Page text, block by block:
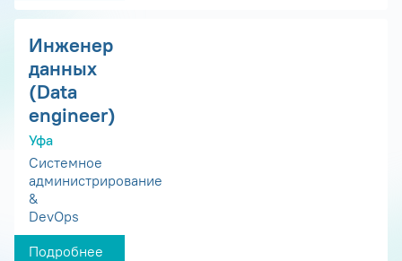
Инженер
данных
(Data
engineer)
Уфа
Системное
администрирование
&
DevOps
Подробнее